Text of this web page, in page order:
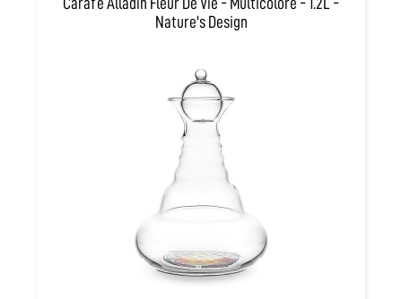
Nature's Design